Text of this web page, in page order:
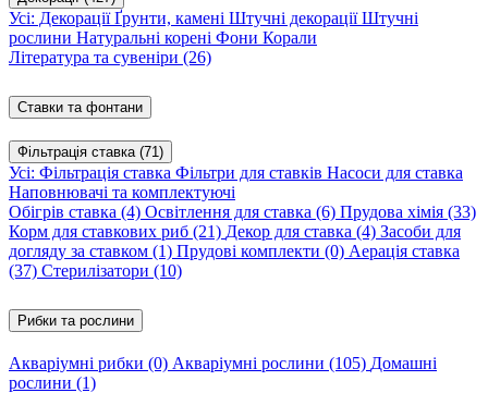
Усі: ДекораціїҐрунти, камені Штучні декораціїШтучні
рослини Натуральні корені Фони Корали
Література та сувеніри (26)
Ставки та фонтани
Фільтрація ставка (71)
Усі: Фільтрація ставка Фільтри для ставків Насоси для ставка
Наповнювачі та комплектуючі
Обігрів ставка (4) Освітлення для ставка (6) Прудова хімія (33)
Корм для ставкових риб (21) Декор для ставка (4) Засоби для
догляду за ставком (1) Прудові комплекти (0) Аерація ставка
(37) Стерилізатори (10)
Рибки та рослини
Акваріумні рибки (0) Акваріумні рослини (105) Домашні
рослини (1)